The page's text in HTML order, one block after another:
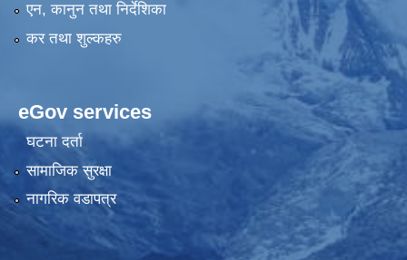
एन, कानुन तथा निर्देशिका
कर तथा शुल्कहरु
eGov services
घटना दर्ता
सामाजिक सुरक्षा
नागरिक वडापत्र